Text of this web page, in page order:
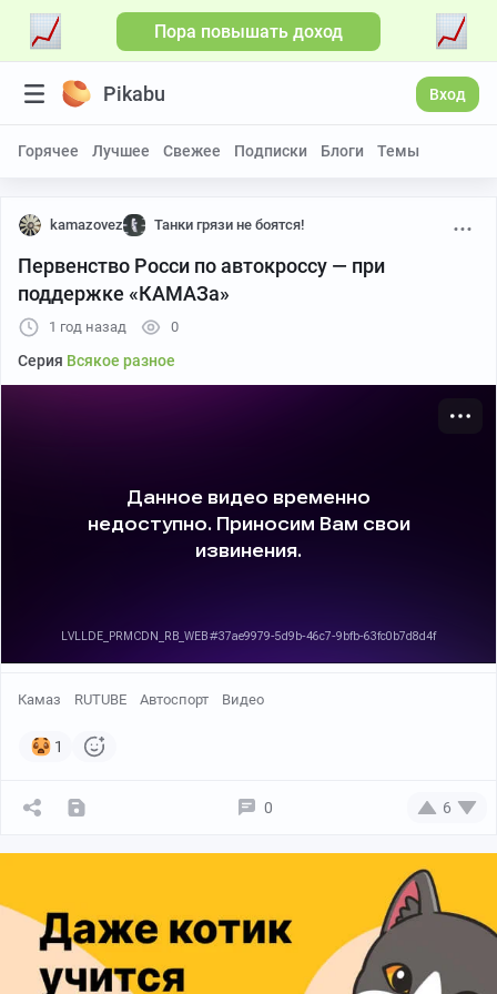
Пора повышать доход
Pikabu Вход
Горячее Лучшее Свежее Подписки Блоги Темы
kamazovez Танки грязи не боятся!
Первенство Росси по автокроссу — при
поддержке «КАМАЗа»
1 год назад 0
Серия Всякое разное
Камаз RUTUBE Автоспорт Видео
1
0 6
Больше видео